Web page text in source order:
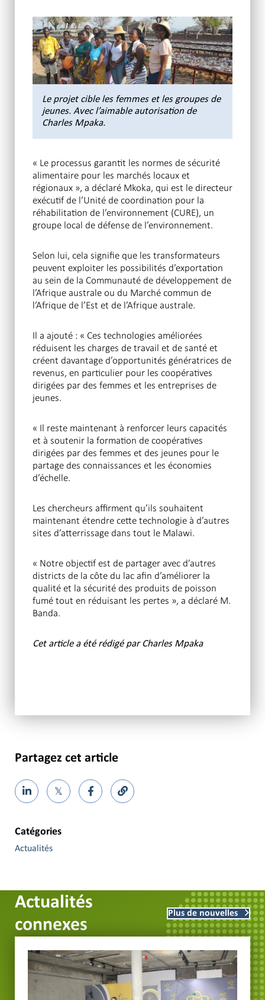
Le projet cible les femmes et les groupes de
jeunes. Avec l’aimable autorisation de
Charles Mpaka.
« Le processus garantit les normes de sécurité
alimentaire pour les marchés locaux et
régionaux », a déclaré Mkoka, qui est le directeur
exécutif de l’Unité de coordination pour la
réhabilitation de l’environnement (CURE), un
groupe local de défense de l’environnement.
Selon lui, cela signifie que les transformateurs
peuvent exploiter les possibilités d’exportation
au sein de la Communauté de développement de
l’Afrique australe ou du Marché commun de
l’Afrique de l’Est et de l’Afrique australe.
Il a ajouté : « Ces technologies améliorées
réduisent les charges de travail et de santé et
créent davantage d’opportunités génératrices de
revenus, en particulier pour les coopératives
dirigées par des femmes et les entreprises de
jeunes.
« Il reste maintenant à renforcer leurs capacités
et à soutenir la formation de coopératives
dirigées par des femmes et des jeunes pour le
partage des connaissances et les économies
d’échelle.
Les chercheurs affirment qu’ils souhaitent
maintenant étendre cette technologie à d’autres
sites d’atterrissage dans tout le Malawi.
« Notre objectif est de partager avec d’autres
districts de la côte du lac afin d’améliorer la
qualité et la sécurité des produits de poisson
fumé tout en réduisant les pertes », a déclaré M.
Banda.
Cet article a été rédigé par Charles Mpaka
Partagez cet article
𝕏
Catégories
Actualités
Actualités
connexes
Plus de nouvelles